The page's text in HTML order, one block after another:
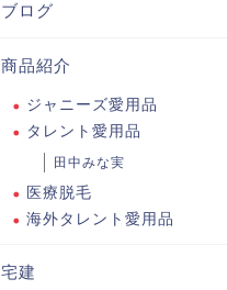
ブログ
商品紹介
ジャニーズ愛用品
タレント愛用品
田中みな実
医療脱毛
海外タレント愛用品
宅建